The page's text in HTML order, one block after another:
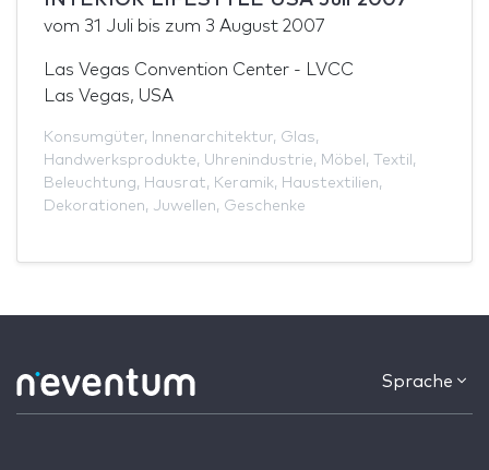
vom 31 Juli bis zum 3 August 2007
Las Vegas Convention Center - LVCC
Las Vegas, USA
Konsumgüter, Innenarchitektur, Glas,
Handwerksprodukte, Uhrenindustrie, Möbel , Textil ,
Beleuchtung, Hausrat, Keramik, Haustextilien,
Dekorationen, Juwellen, Geschenke
Sprache